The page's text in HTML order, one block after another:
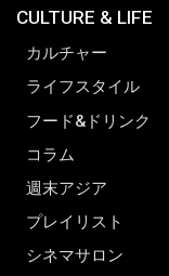
CULTURE & LIFE
カルチャー
ライフスタイル
フード&ドリンク
コラム
週末アジア
プレイリスト
シネマサロン